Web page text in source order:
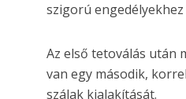
szigorú
Az első tetoválás után
van egy második,
szálak kialakítását.